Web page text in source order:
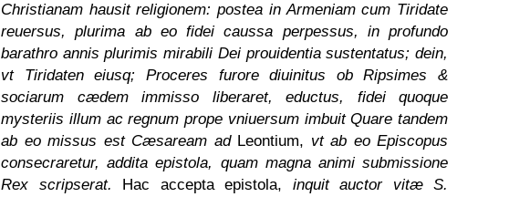
Christianam hausit religionem: postea in Armeniam cum Tiridate
reuersus, plurima ab eo fidei caussa perpessus, in profundo
barathro annis plurimis mirabili Dei prouidentia sustentatus; dein,
vt Tiridaten eiusq; Proceres furore diuinitus ob Ripsimes &
sociarum cædem immisso liberaret, eductus, fidei quoque
mysteriis illum ac regnum prope vniuersum imbuit Quare tandem
ab eo missus est Cæsaream adLeontium, vt ab eo Episcopus
consecraretur, addita epistola, quam magna animi submissione
Rex scripserat. Hac accepta epistola, inquit auctor vitæ S.